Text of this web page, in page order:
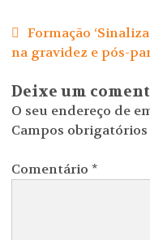
de
artigos
Formação
na gravidez e pós-
Deixe um
O seu endereço de
Campos
Comentário *